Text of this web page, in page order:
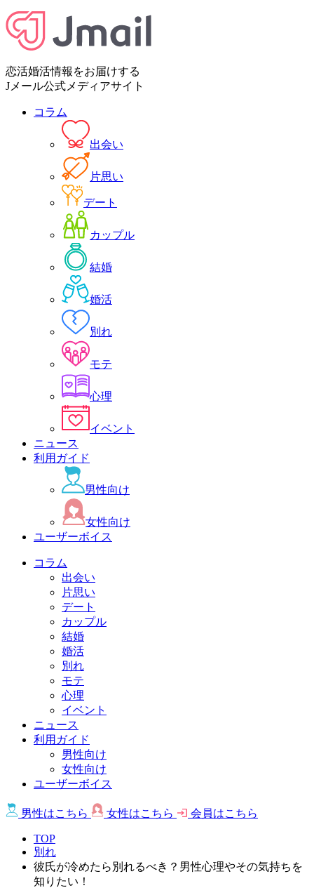
恋活婚活情報をお届けする
Jメール公式メディアサイト
コラム
出会い
片思い
デート
カップル
結婚
婚活
別れ
モテ
心理
イベント
ニュース
利用ガイド
男性向け
女性向け
ユーザーボイス
コラム
出会い
片思い
デート
カップル
結婚
婚活
別れ
モテ
心理
イベント
ニュース
利用ガイド
男性向け
女性向け
ユーザーボイス
男性はこちら 女性はこちら 会員はこちら
TOP
別れ
彼氏が冷めたら別れるべき？男性心理やその気持ちを
知りたい！